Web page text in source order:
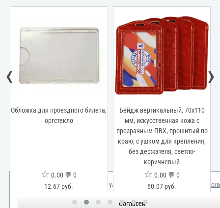
Обложка для проездного билета,
оргстекло
☆ 0.00 💬 0
12.67 руб.
Бейдж вертикальный, 70x110
мм, искусственная кожа с
прозрачным ПВХ, прошитый по
краю, с ушком для крепления,
без держателя, светло-
коричневый
☆ 0.00 💬 0
60.07 руб.
‹ ›
Мы используем куки для улучшения вашего опыта. Узнать
Согласен